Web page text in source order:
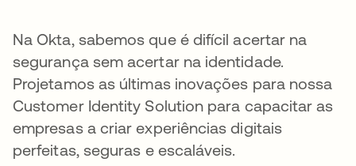
Na Okta, sabemos que é difícil acertar na
segurança sem acertar na identidade.
Projetamos as últimas inovações para nossa
Customer Identity Solution para capacitar as
empresas a criar experiências digitais
perfeitas, seguras e escaláveis.